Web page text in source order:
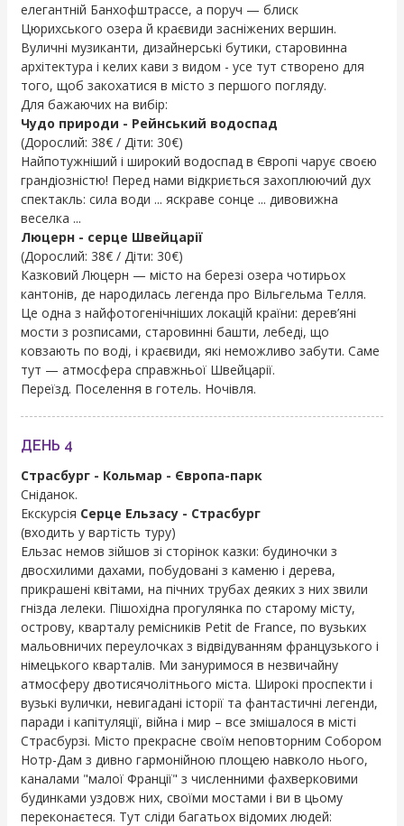
елегантній Банхофштрассе, а поруч — блиск
Цюрихського озера й краєвиди засніжених вершин.
Вуличні музиканти, дизайнерські бутики, старовинна
архітектура і келих кави з видом - усе тут створено для
того, щоб закохатися в місто з першого погляду.
Для бажаючих на вибір:
Чудо природи - Рейнський водоспад
(Дорослий: 38€ / Діти: 30€)
Найпотужніший і широкий водоспад в Європі чарує своєю
грандіозністю! Перед нами відкриється захоплюючий дух
спектакль: сила води ... яскраве сонце ... дивовижна
веселка ...
Люцерн - серце Швейцарії
(Дорослий: 38€ / Діти: 30€)
Казковий Люцерн — місто на березі озера чотирьох
кантонів, де народилась легенда про Вільгельма Телля.
Це одна з найфотогенічніших локацій країни: дерев’яні
мости з розписами, старовинні башти, лебеді, що
ковзають по воді, і краєвиди, які неможливо забути. Саме
тут — атмосфера справжньої Швейцарії.
Переїзд. Поселення в готель. Ночівля.
ДЕНЬ 4
Страсбург - Кольмар - Європа-парк
Сніданок.
Екскурсія Серце Ельзасу - Страсбург
(входить у вартість туру)
Ельзас немов зійшов зі сторінок казки: будиночки з
двосхилими дахами, побудовані з каменю і дерева,
прикрашені квітами, на пічних трубах деяких з них звили
гнізда лелеки. Пішохідна прогулянка по старому місту,
острову, кварталу ремісників Petit de France, по вузьких
мальовничих переулочках з відвідуванням французького і
німецького кварталів. Ми зануримося в незвичайну
атмосферу двотисячолітнього міста. Широкі проспекти і
вузькі вулички, невигадані історії та фантастичні легенди,
паради і капітуляції, війна і мир – все змішалося в місті
Страсбурзі. Місто прекрасне своїм неповторним Собором
Нотр-Дам з дивно гармонійною площею навколо нього,
каналами "малої Франції" з численними фахверковими
будинками уздовж них, своїми мостами і ви в цьому
переконаєтеся. Тут сліди багатьох відомих людей: